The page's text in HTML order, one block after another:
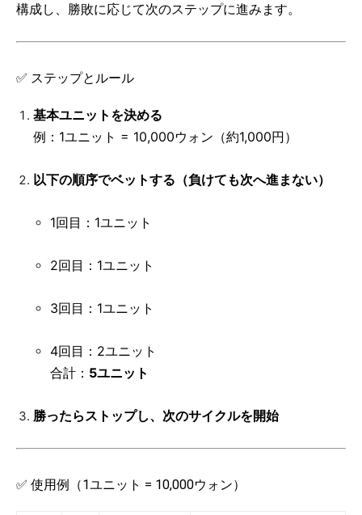
構成し、勝敗に応じて次のステップに進みます。
✅ ステップとルール
基本ユニットを決める
例：1ユニット = 10,000ウォン（約1,000円）
以下の順序でベットする（負けても次へ進まない）
1回目：1ユニット
2回目：1ユニット
3回目：1ユニット
4回目：2ユニット
合計： 5ユニット
勝ったらストップし、次のサイクルを開始
✅ 使用例（1ユニット = 10,000ウォン）